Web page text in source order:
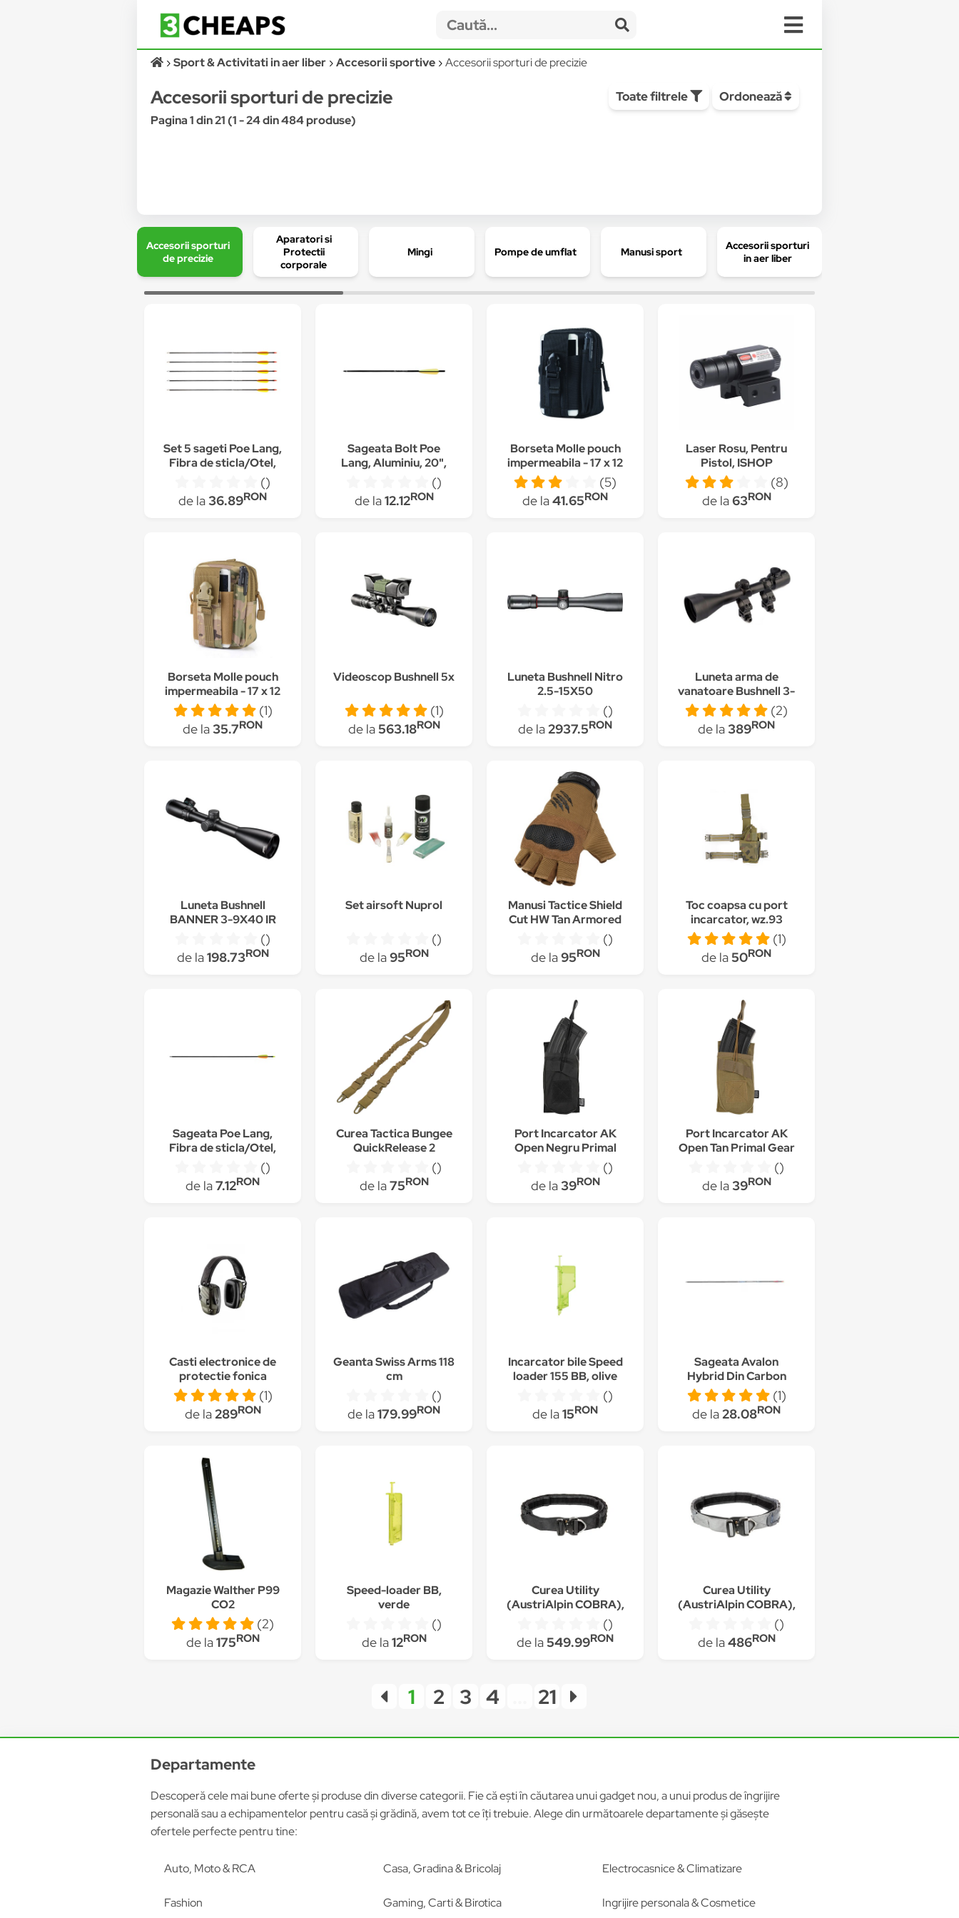
Sport & Activitati in aer liber Accesorii sportive Accesorii sporturi de precizie
Accesorii sporturi de precizie
Pagina 1 din 21 (1 - 24 din 484 produse)
Toate filtrele Ordonează
Accesorii sporturi
de precizie
Aparatori si
Protectii
corporale
Mingi Pompe de umflat Manusi sport
Accesorii sporturi
in aer liber
Set 5 sageti Poe Lang,
Fibra de sticla/Otel,
()
de la36.89RON
Sageata Bolt Poe
Lang, Aluminiu, 20",
()
de la12.12RON
Borseta Molle pouch
impermeabila - 17 x 12
cm cu prindere pe
curea pentru Airsoft,
Vanatoare - Neagra
(5)
de la41.65RON
Laser Rosu, Pentru
Pistol, ISHOP
(8)
de la63RON
Borseta Molle pouch
impermeabila - 17 x 12
cm cu prindere pe
curea pentru Arsoft,
Vanatoare -
(1)
de la35.7RON
Videoscop Bushnell 5x
(1)
de la563.18RON
Luneta Bushnell Nitro
2.5-15X50
()
de la2937.5RON
Luneta arma de
vanatoare Bushnell 3-
9x56AOE (2)
de la389RON
Luneta Bushnell
BANNER 3-9X40 IR
()
de la198.73RON
Set airsoft Nuprol
()
de la95RON
Manusi Tactice Shield
Cut HW Tan Armored
Claw (Marime: L)
()
de la95RON
Toc coapsa cu port
incarcator, wz.93
Polish woodland
(1)
de la50RON
Sageata Poe Lang,
Fibra de sticla/Otel,
76.2 cm, Negru()
de la7.12RON
Curea Tactica Bungee
QuickRelease 2
Puncte Tan Primal
Gear
()
de la75RON
Port Incarcator AK
Open Negru Primal
()
de la39RON
Port Incarcator AK
Open Tan Primal Gear
()
de la39RON
Casti electronice de
protectie fonica
Activa Hunter G2
Burrel, reglabile, profil
suplu, 85 decibeli, 2
(1)
de la289RON
Geanta Swiss Arms 118
cm
()
de la179.99RON
Incarcator bile Speed
loader 155 BB, olive
()
de la15RON
Sageata Avalon
Hybrid Din Carbon
Pentru Tir Cu Arcul
(1)
de la28.08RON
Magazie Walther P99
CO2
(2)
de la175RON
Speed-loader BB,
verde
()
de la12RON
Curea Utility
(AustriAlpin COBRA),
neagra, marimea S
()
de la549.99RON
Curea Utility
(AustriAlpin COBRA),
gri, marimea M()
de la486RON
1 2 3 4 21
Departamente
Descoperă cele mai bune oferte și produse din diverse categorii. Fie că ești în căutarea unui gadget nou, a unui produs de îngrijire
personală sau a echipamentelor pentru casă și grădină, avem tot ce îți trebuie. Alege din următoarele departamente și găsește
ofertele perfecte pentru tine:
Auto, Moto & RCA Casa, Gradina & Bricolaj Electrocasnice & Climatizare
Fashion Gaming, Carti & Birotica Ingrijire personala & Cosmetice